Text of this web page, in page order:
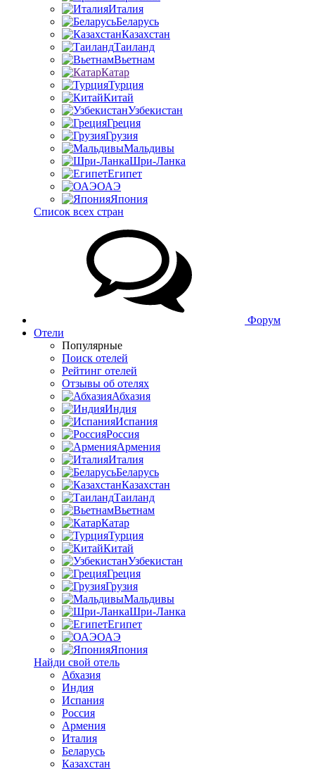
Италия
Беларусь
Казахстан
Таиланд
Вьетнам
Катар
Турция
Китай
Узбекистан
Греция
Грузия
Мальдивы
Шри-Ланка
Египет
ОАЭ
Япония
Список всех стран
Форум
Отели
Популярные
Поиск отелей
Рейтинг отелей
Отзывы об отелях
Абхазия
Индия
Испания
Россия
Армения
Италия
Беларусь
Казахстан
Таиланд
Вьетнам
Катар
Турция
Китай
Узбекистан
Греция
Грузия
Мальдивы
Шри-Ланка
Египет
ОАЭ
Япония
Найди свой отель
Абхазия
Индия
Испания
Россия
Армения
Италия
Беларусь
Казахстан